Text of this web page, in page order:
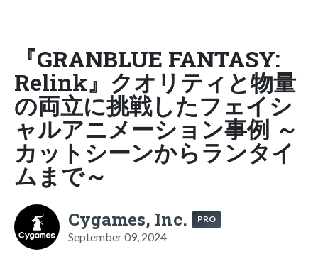
『GRANBLUE FANTASY:
Relink』クオリティと物量
の両立に挑戦したフェイシ
ャルアニメーション事例 ～
カットシーンからランタイ
ムまで～
Cygames, Inc. PRO
September 09, 2024